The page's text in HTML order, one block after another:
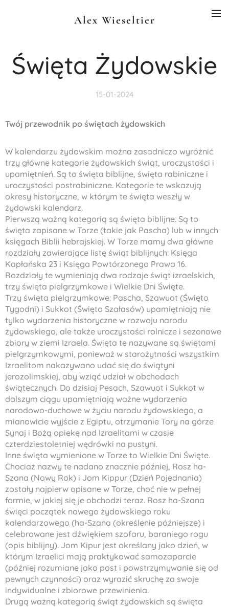
Alex Wieseltier
Święta Żydowskie
15-01-2024
Twój przewodnik po świętach żydowskich
W kalendarzu żydowskim można zasadniczo wyróżnić
trzy główne kategorie żydowskich świąt, uroczystości i
upamiętnień. Są to święta biblijne, święta rabiniczne i
uroczystości postrabiniczne. Kategorie te wskazują
okresy historyczne, w którym te święta weszły w
żydowski kalendarz.
Pierwszą ważną kategorią są święta biblijne. Są to
święta zapisane w Torze (takie jak Pascha) lub w innych
księgach Biblii hebrajskiej. W Torze mamy dwa główne
rozdziały zawierające listę świąt biblijnych: Księga
Kapłańska 23 i Księga Powtórzonego Prawa 16.
Rozdziały te wymieniają dwa rodzaje świąt izraelskich,
trzy święta pielgrzymkowe i Wielkie Dni Święte.
Trzy święta pielgrzymkowe: Pascha, Szawuot (Święto
Tygodni) i Sukkot (Święto Szałasów) upamiętniają nie
tylko wydarzenia historyczne w rozwoju narodu
żydowskiego, ale także uroczystości rolnicze i sezonowe
zbiory w ziemi Izraela. Święta te nazywane są świętami
pielgrzymkowymi, ponieważ w starożytności wszystkim
Izraelitom nakazywano udać się do świątyni
jerozolimskiej, aby wziąć udział w obchodach
świątecznych. Do dzisiaj Pesach, Szawuot i Sukkot w
dalszym ciągu upamiętniają ważne wydarzenia
narodowo-duchowe w życiu narodu żydowskiego, a
mianowicie wyjście z Egiptu, otrzymanie Tory na górze
Synaj i Bożą opiekę nad Izraelitami w czasie
czterdziestoletniej wędrówki na pustyni.
Inne święta wymienione w Torze to Wielkie Dni Święte.
Chociaż nazwy te nadano znacznie później, Rosz ha-
Szana (Nowy Rok) i Jom Kippur (Dzień Pojednania)
zostały najpierw opisane w Torze, choć nie w pełnej
formie, w jakiej się je obchodzi teraz. Rosz ha-Szana
święci początek nowego żydowskiego roku
kalendarzowego (ha-Szana (określenie późniejsze) i
celebrowane jest dźwiękiem szofaru, baraniego rogu
(opis biblijny). Jom Kipur jest określany jako dzień, w
którym Izraelici mają praktykować samozaparcie
(później rozumiane jako post i powstrzymywanie się od
pewnych czynności) oraz wyrazić skruchę za swoje
indywidualne i zbiorowe przewinienia.
Drugą ważną kategorią świąt żydowskich są święta